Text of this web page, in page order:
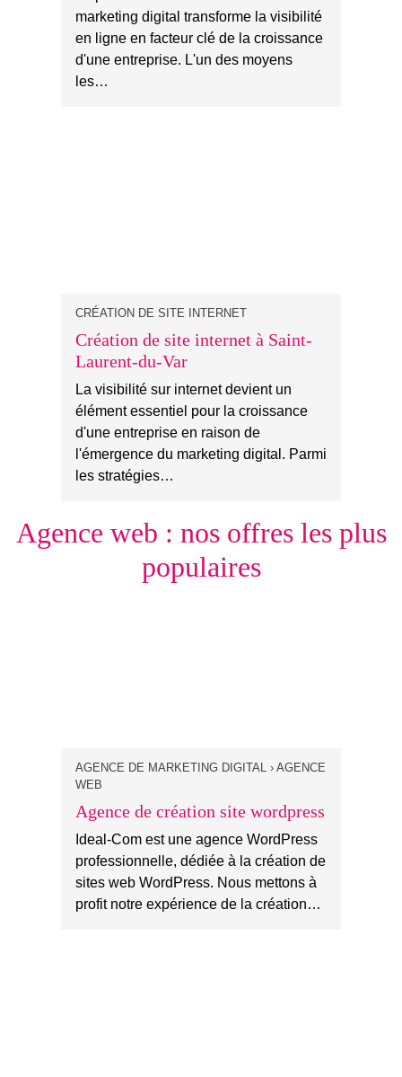
marketing digital transforme la visibilité
en ligne en facteur clé de la croissance
d'une entreprise. L'un des moyens
les…
CRÉATION DE SITE INTERNET
Création de site internet à Saint-
Laurent-du-Var
La visibilité sur internet devient un
élément essentiel pour la croissance
d'une entreprise en raison de
l'émergence du marketing digital. Parmi
les stratégies…
Agence web : nos offres les plus
populaires
AGENCE DE MARKETING DIGITAL › AGENCE
WEB
Agence de création site wordpress
Ideal-Com est une agence WordPress
professionnelle, dédiée à la création de
sites web WordPress. Nous mettons à
profit notre expérience de la création…